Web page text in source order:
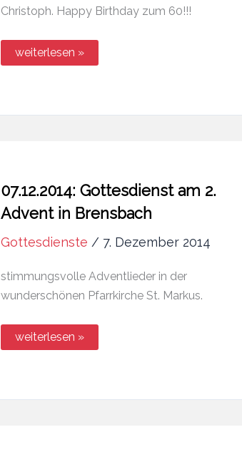
Christoph. Happy Birthday zum 60!!!
15.12.2014:
Geburtstagsständchen
weiterlesen »
07.12.2014: Gottesdienst am 2.
Advent in Brensbach
Gottesdienste / 7. Dezember 2014
stimmungsvolle Adventlieder in der
wunderschönen Pfarrkirche St. Markus.
07.12.2014:
Gottesdienst
weiterlesen »